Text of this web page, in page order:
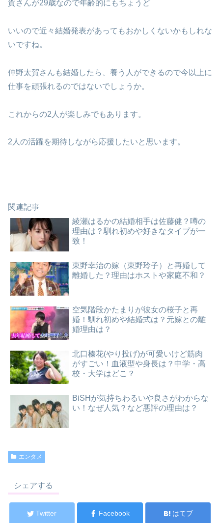
賀さんが29歳なので年齢的にもちょうど
いいので近々結婚発表があってもおかしくないかもしれな
いですね。
仲野太賀さんも結婚したら、養う人ができるので今以上に
仕事を頑張れるのではないでしょうか。
これからの2人が楽しみでもあります。
2人の活躍を期待しながら応援したいと思います。
関連記事
綾瀬はるかの結婚相手は佐藤健？噂の
理由は？馴れ初めや好きなタイプが一
致！
東野幸治の嫁（東野玲子）と再婚して
離婚した？理由はホストや家庭不和？
空気階段かたまりが彼女の桜子と再
婚！馴れ初めや結婚式は？元嫁との離
婚理由は？
北口榛花(やり投げ)が可愛いけど筋肉
がすごい！血液型や身長は？中学・高
校・大学はどこ？
BiSHが気持ちわるいや良さがわからな
い！なぜ人気？など悪評の理由は？
エンタメ
シェアする
Twitter Facebook はてブ